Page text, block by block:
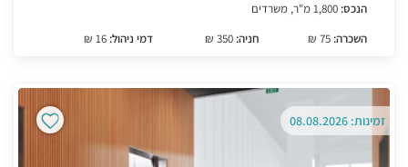
הנכס:
השכרה:
חניה: דמי ניהול: 16 ₪
זמינות: 08.08.2026